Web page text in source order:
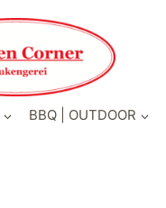
BBQ | OUTDOOR